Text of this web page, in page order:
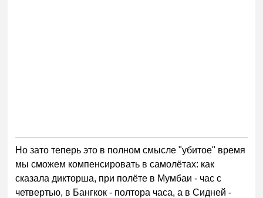
Но зато теперь это в полном смысле "убитое" время
мы сможем компенсировать в самолётах: как
сказала дикторша, при полёте в Мумбаи - час с
четвертью, в Бангкок - полтора часа, а в Сидней -